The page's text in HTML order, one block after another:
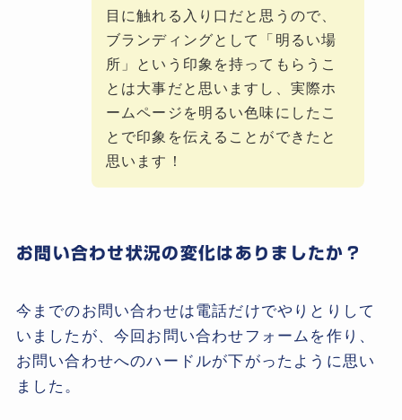
目に触れる入り口だと思うので、
ブランディングとして「明るい場
所」という印象を持ってもらうこ
とは大事だと思いますし、実際ホ
ームページを明るい色味にしたこ
とで印象を伝えることができたと
思います！
お問い合わせ状況の変化はありましたか？
今までのお問い合わせは電話だけでやりとりして
いましたが、今回お問い合わせフォームを作り、
お問い合わせへのハードルが下がったように思い
ました。